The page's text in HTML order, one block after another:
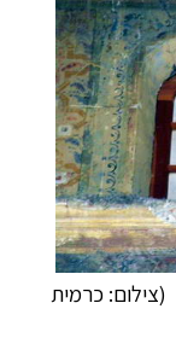
(צילום: כרמית